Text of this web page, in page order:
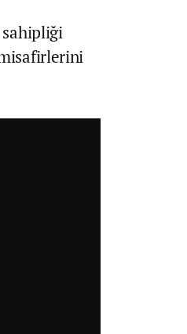
sahipliği